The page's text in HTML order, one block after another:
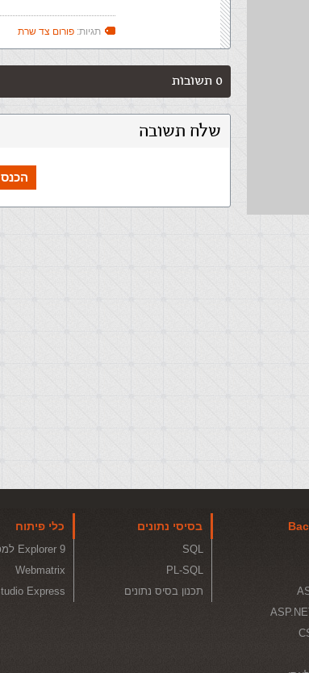
תגיות: פורום צד שרת
0 תשובות
שלח תשובה
בסיסי נתונים
SQL
PL-SQL
תכנון בסיס נתונים
כלי פיתוח
Explorer 9 למפתחים
Webmatrix
Express